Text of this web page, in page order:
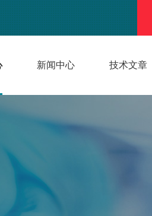
新闻中心 技术文章